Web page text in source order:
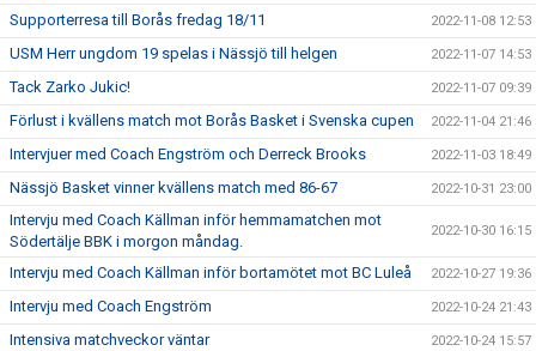
Supporterresa till Borås fredag 18/11 2022-11-08 12:53
USM Herr ungdom 19 spelas i Nässjö till helgen 2022-11-07 14:53
Tack Zarko Jukic! 2022-11-07 09:39
Förlust i kvällens match mot Borås Basket i Svenska cupen 2022-11-04 21:46
Intervjuer med Coach Engström och Derreck Brooks 2022-11-03 18:49
Nässjö Basket vinner kvällens match med 86-67 2022-10-31 23:00
Intervju med Coach Källman inför hemmamatchen mot
Södertälje BBK i morgon måndag.
2022-10-30 16:15
Intervju med Coach Källman inför bortamötet mot BC Luleå 2022-10-27 19:36
Intervju med Coach Engström 2022-10-24 21:43
Intensiva matchveckor väntar 2022-10-24 15:57